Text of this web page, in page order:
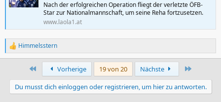
Nach der erfolgreichen Operation fliegt der verletzte ÖFB-
Star zur Nationalmannschaft, um seine Reha fortzusetzen.
www.laola1.at
R
e
t
o
Himmelsstern
Erste Vorherige 19 von 20 Nächste
Du musst dich einloggen oder registrieren, um hier zu antworten.